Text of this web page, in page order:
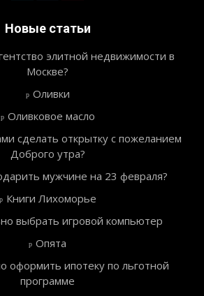
Новые статьи
элитной недвижимости в
Москве?
Оливки
Оливковое масло
сделать открытку с пожеланием
Доброго утра?
мужчине на 23 февраля?
Книги Лихоморье
выбрать игровой компьютер
Опята
оформить ипотеку по льготной
программе